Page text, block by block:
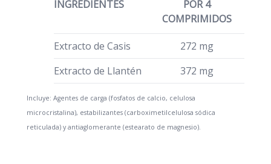
INGREDIENTES
POR 4
COMPRIMIDOS
Extracto de Casis
272 mg
Extracto de Llantén
372 mg
Incluye: Agentes de carga (fosfatos de calcio, celulosa
microcristalina), estabilizantes (carboximetilcelulosa sódica
reticulada) y antiaglomerante (estearato de magnesio).